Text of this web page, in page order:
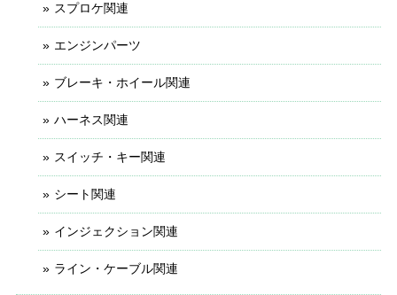
スプロケ関連
エンジンパーツ
ブレーキ・ホイール関連
ハーネス関連
スイッチ・キー関連
シート関連
インジェクション関連
ライン・ケーブル関連